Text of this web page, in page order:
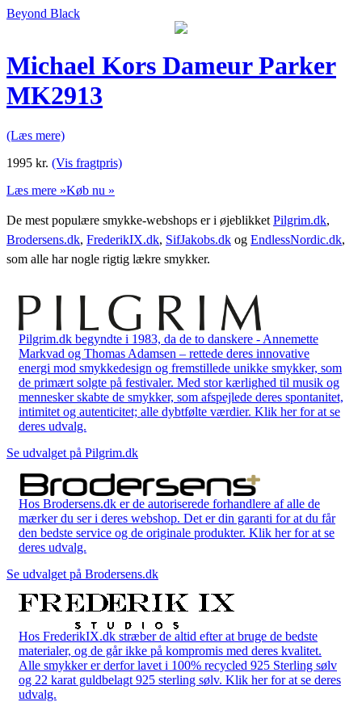
Beyond Black
Michael Kors Dameur Parker
MK2913
(Læs mere)
1995 kr. (Vis fragtpris)
Læs mere »Køb nu »
De mest populære smykke-webshops er i øjeblikket Pilgrim.dk,
Brodersens.dk, FrederikIX.dk, SifJakobs.dk og EndlessNordic.dk,
som alle har nogle rigtig lækre smykker.
Pilgrim.dk begyndte i 1983, da de to danskere - Annemette
Markvad og Thomas Adamsen – rettede deres innovative
energi mod smykkedesign og fremstillede unikke smykker, som
de primært solgte på festivaler. Med stor kærlighed til musik og
mennesker skabte de smykker, som afspejlede deres spontanitet,
intimitet og autenticitet; alle dybtfølte værdier. Klik her for at se
deres udvalg.
Se udvalget på Pilgrim.dk
Hos Brodersens.dk er de autoriserede forhandlere af alle de
mærker du ser i deres webshop. Det er din garanti for at du får
den bedste service og de originale produkter. Klik her for at se
deres udvalg.
Se udvalget på Brodersens.dk
Hos FrederikIX.dk stræber de altid efter at bruge de bedste
materialer, og de går ikke på kompromis med deres kvalitet.
Alle smykker er derfor lavet i 100% recycled 925 Sterling sølv
og 22 karat guldbelagt 925 sterling sølv. Klik her for at se deres
udvalg.